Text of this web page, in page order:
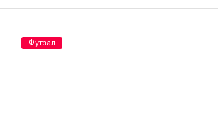
Футзал